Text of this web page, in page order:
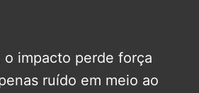
impacto perde força
ruído em meio ao